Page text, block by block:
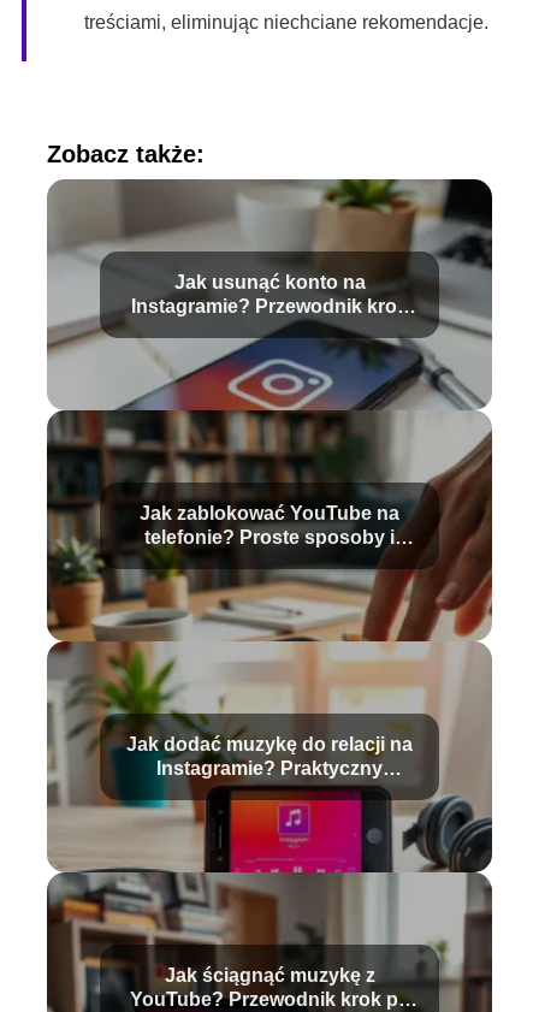
treściami, eliminując niechciane rekomendacje.
Zobacz także:
Jak usunąć konto na
Instagramie? Przewodnik krok
po kroku
Jak zablokować YouTube na
telefonie? Proste sposoby i
Jak dodać muzykę do relacji na
Instagramie? Praktyczny
przewodnik
Jak ściągnąć muzykę z
YouTube? Przewodnik krok po